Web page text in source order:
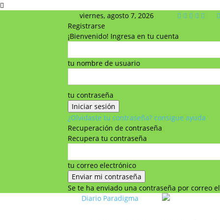
viernes, agosto 7, 2026
Registrarse
¡Bienvenido! Ingresa en tu cuenta
tu nombre de usuario
tu contraseña
¿Olvidaste tu contraseña? consigue ayuda
Recuperación de contraseña
Recupera tu contraseña
tu correo electrónico
Se te ha enviado una contraseña por correo
Diario Paradigma